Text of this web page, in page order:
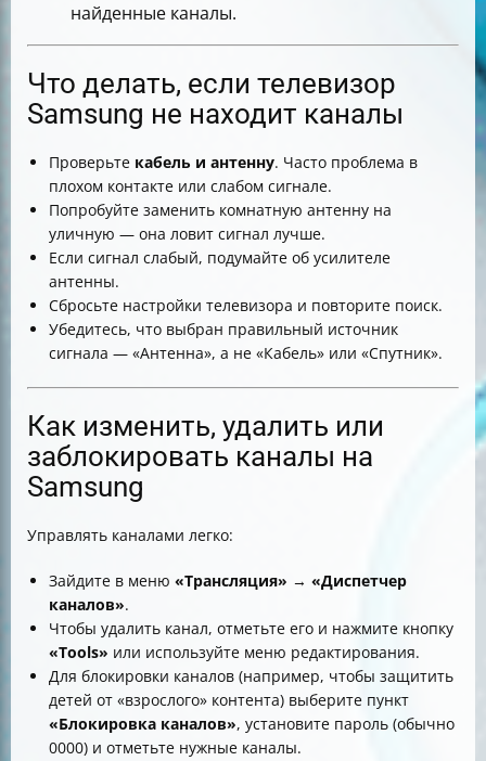
найденные каналы.
Что делать, если телевизор
Samsung не находит каналы
Проверьте кабель и антенну. Часто проблема в
плохом контакте или слабом сигнале.
Попробуйте заменить комнатную антенну на
уличную — она ловит сигнал лучше.
Если сигнал слабый, подумайте об усилителе
антенны.
Сбросьте настройки телевизора и повторите поиск.
Убедитесь, что выбран правильный источник
сигнала — «Антенна», а не «Кабель» или «Спутник».
Как изменить, удалить или
заблокировать каналы на
Samsung
Управлять каналами легко:
Зайдите в меню «Трансляция» → «Диспетчер
каналов».
Чтобы удалить канал, отметьте его и нажмите кнопку
«Tools» или используйте меню редактирования.
Для блокировки каналов (например, чтобы защитить
детей от «взрослого» контента) выберите пункт
«Блокировка каналов», установите пароль (обычно
0000) и отметьте нужные каналы.